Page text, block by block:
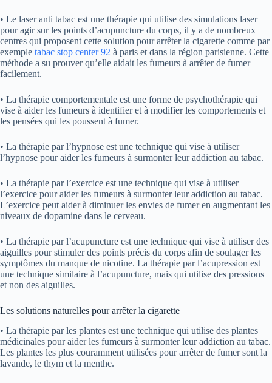
• Le laser anti tabac est une thérapie qui utilise des simulations laser
pour agir sur les points d’acupuncture du corps, il y a de nombreux
centres qui proposent cette solution pour arrêter la cigarette comme par
exemple tabac stop center 92 à paris et dans la région parisienne. Cette
méthode a su prouver qu’elle aidait les fumeurs à arrêter de fumer
facilement.
• La thérapie comportementale est une forme de psychothérapie qui
vise à aider les fumeurs à identifier et à modifier les comportements et
les pensées qui les poussent à fumer.
• La thérapie par l’hypnose est une technique qui vise à utiliser
l’hypnose pour aider les fumeurs à surmonter leur addiction au tabac.
• La thérapie par l’exercice est une technique qui vise à utiliser
l’exercice pour aider les fumeurs à surmonter leur addiction au tabac.
L’exercice peut aider à diminuer les envies de fumer en augmentant les
niveaux de dopamine dans le cerveau.
• La thérapie par l’acupuncture est une technique qui vise à utiliser des
aiguilles pour stimuler des points précis du corps afin de soulager les
symptômes du manque de nicotine. La thérapie par l’acupression est
une technique similaire à l’acupuncture, mais qui utilise des pressions
et non des aiguilles.
Les solutions naturelles pour arrêter la cigarette
• La thérapie par les plantes est une technique qui utilise des plantes
médicinales pour aider les fumeurs à surmonter leur addiction au tabac.
Les plantes les plus couramment utilisées pour arrêter de fumer sont la
lavande, le thym et la menthe.